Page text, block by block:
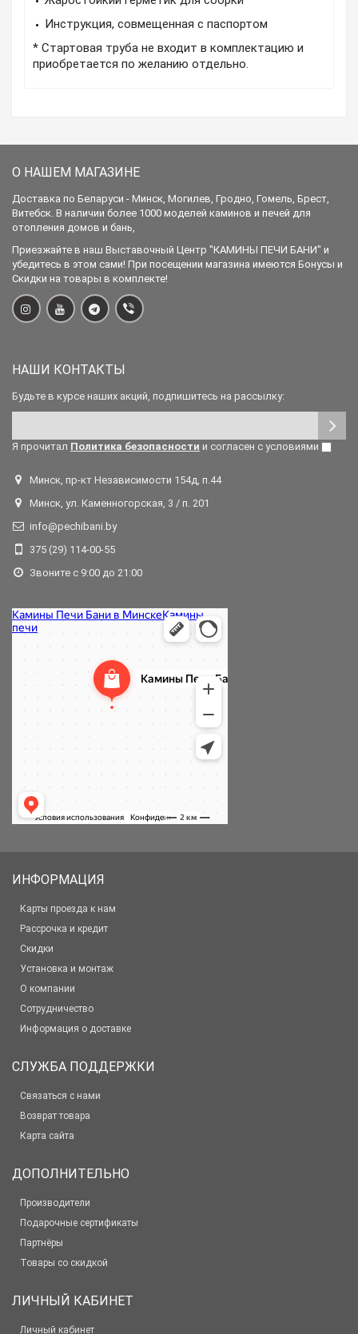
Инструкция, совмещенная с паспортом
* Стартовая труба не входит в комплектацию и
приобретается по желанию отдельно.
О НАШЕМ МАГАЗИНЕ
Доставка по Беларуси - Минск, Могилев, Гродно, Гомель, Брест,
Витебск. В наличии более 1000 моделей каминов и печей для
отопления домов и бань,
Приезжайте в наш Выставочный Центр "КАМИНЫ ПЕЧИ БАНИ" и
убедитесь в этом сами! При посещении магазина имеются Бонусы и
Скидки на товары в комплекте!
НАШИ КОНТАКТЫ
Будьте в курсе наших акций, подпишитесь на рассылку:
Я прочитал Политика безопасности и согласен с условиями
Минск, пр-кт Независимости 154д, п.44
Минск, ул. Каменногорская, 3 / п. 201
info@pechibani.by
375 (29) 114-00-55
Звоните с 9:00 до 21:00
ИНФОРМАЦИЯ
Карты проезда к нам
Рассрочка и кредит
Скидки
Установка и монтаж
О компании
Сотрудничество
Информация о доставке
СЛУЖБА ПОДДЕРЖКИ
Связаться с нами
Возврат товара
Карта сайта
ДОПОЛНИТЕЛЬНО
Производители
Подарочные сертификаты
Партнёры
Товары со скидкой
ЛИЧНЫЙ КАБИНЕТ
Личный кабинет